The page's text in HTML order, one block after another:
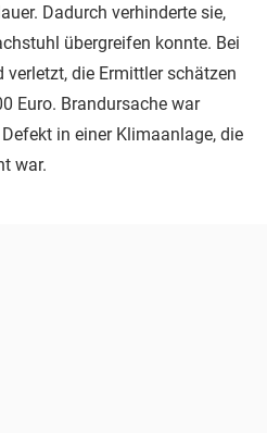
Dadurch verhinderte sie,
übergreifen konnte. Bei
die Ermittler schätzen
Euro. Brandursache war
in einer Klimaanlage, die
war.